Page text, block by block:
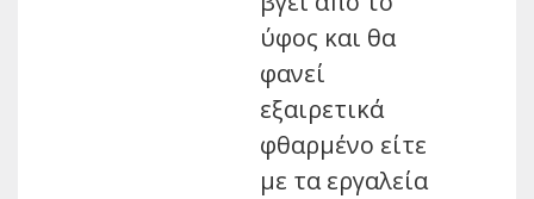
ύφος και θα
φανεί
εξαιρετικά
φθαρμένο είτε
με τα εργαλεία